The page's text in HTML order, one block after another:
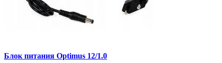
Блок питания Optimus 12/1.0